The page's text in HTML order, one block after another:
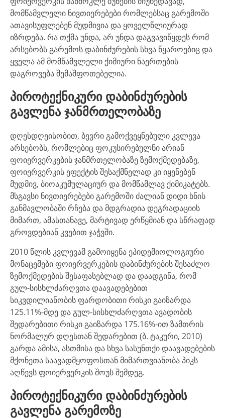
მომწამვლელი ნივთიერებები რომლებსაც გარემოში
ათავისუფლებენ მუდმივია და ყოველწლიურად
იზრდება. რა თქმა უნდა, არ უნდა დაგვავიწყდეს რომ
არსებობს გარემოს დაბინძურების სხვა წყაროებიც და
ყველა ამ მომწამვლელი ქიმიური ნაერთების
დაგროვება შემაშფოთებელია.
პიროტექნიკური დაბინძურების
გავლენა ჯანმრთელობაზე
დღესდღეისობით, ბევრი გამოქვეყნებული კვლევა
არსებობს, რომლებიც ფოკუსირებულნი არიან
ფოიერვერკების ჯანმრთელობაზე ზემოქმედებაზე,
ფოიერვერკის ეფექტის შესაქმნელად კი იყენებენ
მუდმივ, ბიოაკუმულაციურ და მომწამლავ ქიმიკატებს.
მსგავსი ნივთიერებები გარემოში ძალიან დიდი ხნის
განმავლობაში რჩება და მდგრადია დეგრადაციის
მიმართ, ამასთანავე, მარტივად ერწყმიან და სწრაფად
გროვდებიან კვებით ჯაჭვში.
2010 წლის კვლევამ გამოიყენა ეპიდემიოლოგიური
მონაცემები ფოიერვერკების დაბინძურების შესაძლო
ზემოქმედების შესაფასებლად და დაადგინა, რომ
გულ-სისხლძარღვთა დაავადებებით
სიკვდილიანობის ფარდობითი რისკი გაიზარდა
125.11%-მდე და გულ-სისხლძარღვთა ავადობის
შედარებითი რისკი გაიზარდა 175.16%-ით ზამთრის
ნორმალურ დღესთან შედარებით (ბ. ტაკური, 2010)
გარდა ამისა, ასთმისა და სხვა სასუნთქი დაავადებების
მქონეთა საავადმყოფოსთან მიმართვიანობა პიკს
აღწევს ფოიერვერკის შოუს შემდეგ.
პიროტექნიკური დაბინძურების
გავლენა გარემოზე